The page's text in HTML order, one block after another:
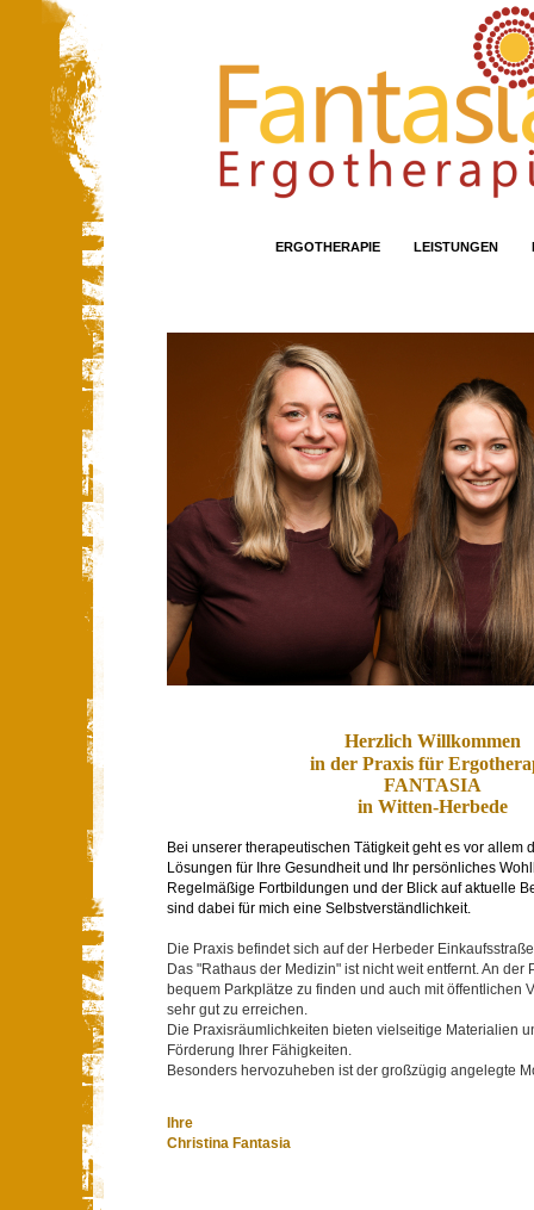
ERGOTHERAPIE LEISTUNGEN
Herzlich Willkommen
in der Praxis für
FANTASIA
in Witten-Herbede
Bei unserer therapeutischen Tätigkeit geht es vor allem
Lösungen für Ihre Gesundheit und Ihr persönliches
Regelmäßige Fortbildungen und der Blick auf aktuelle
sind dabei für mich eine Selbstverständlichkeit.
Die Praxis befindet sich auf der Herbeder
Das "Rathaus der Medizin" ist nicht weit entfernt. An der
bequem Parkplätze zu finden und auch mit öffentlichen
sehr gut zu erreichen.
Die Praxisräumlichkeiten bieten vielseitige Materialien
Förderung Ihrer Fähigkeiten.
Besonders hervozuheben ist der großzügig angelegte
Ihre
Christina Fantasia